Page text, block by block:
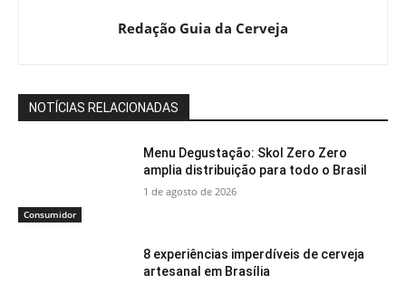
Redação Guia da Cerveja
NOTÍCIAS RELACIONADAS
Consumidor
Menu Degustação: Skol Zero Zero
amplia distribuição para todo o Brasil
1 de agosto de 2026
8 experiências imperdíveis de cerveja
artesanal em Brasília